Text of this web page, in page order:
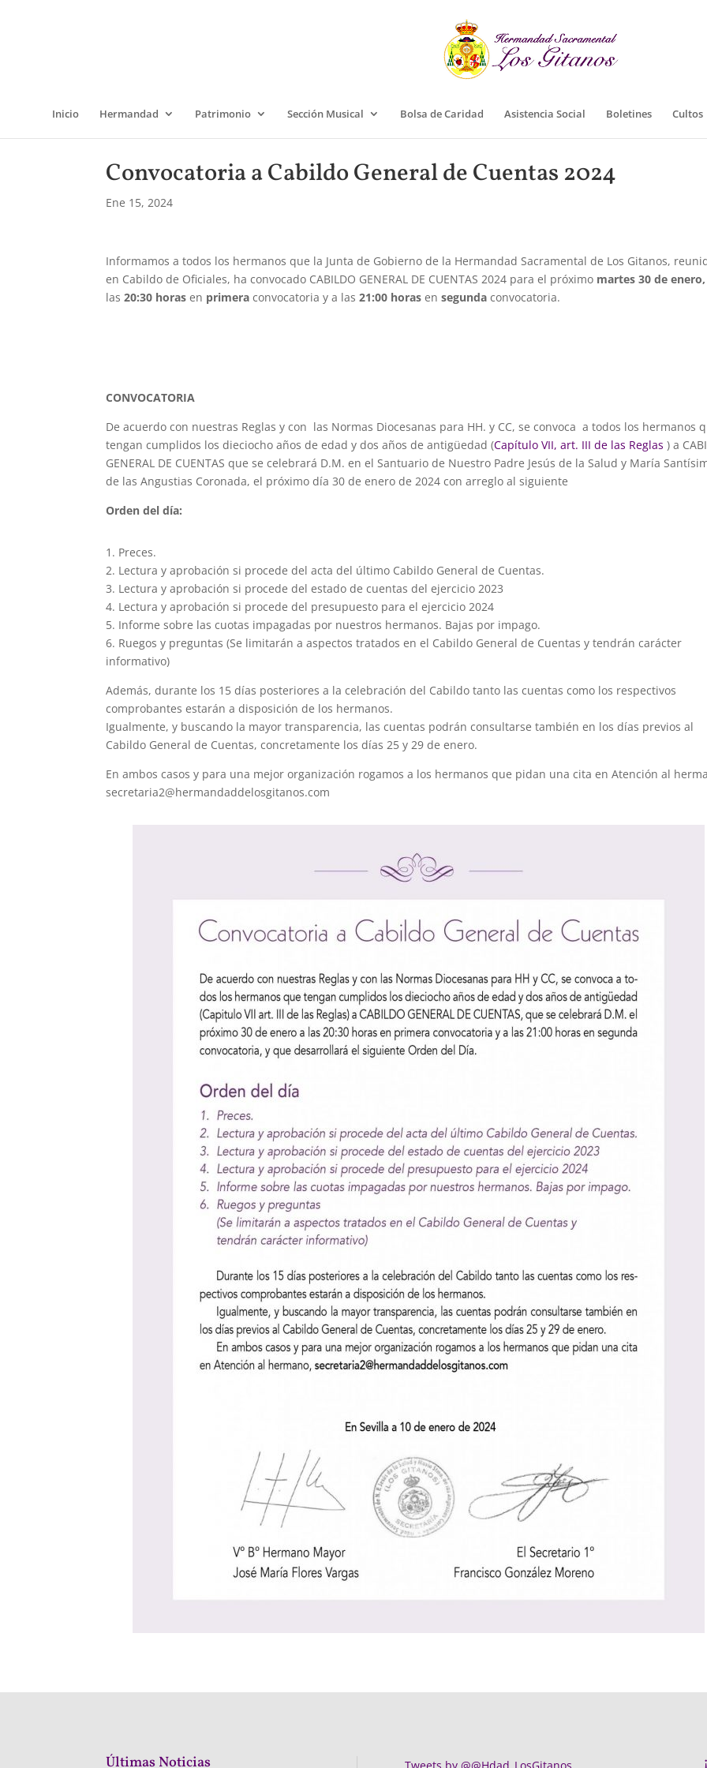
Inicio Hermandad Patrimonio Sección Musical Bolsa de Caridad Asistencia Social Boletines Cultos
Convocatoria a Cabildo General de Cuentas 2024
Ene 15, 2024
Informamos a todos los hermanos que la Junta de Gobierno de la Hermandad Sacramental de Los Gitanos,
en Cabildo de Oficiales, ha convocado CABILDO GENERAL DE CUENTAS 2024 para el próximo martes 30 de enero,
las20:30 horas en primera convocatoria y a las21:00 horas ensegunda convocatoria.
CONVOCATORIA
De acuerdo con nuestras Reglas y con las Normas Diocesanas para HH. y CC, se convoca a todos los hermanos
tengan cumplidos los dieciocho años de edad y dos años de antigüedad (Capítulo VII, art. III de las Reglas ) a
GENERAL DE CUENTAS que se celebrará D.M. en el Santuario de Nuestro Padre Jesús de la Salud y María
de las Angustias Coronada, el próximo día 30 de enero de 2024 con arreglo al siguiente
Orden del día:
1. Preces.
2. Lectura y aprobación si procede del acta del último Cabildo General de Cuentas.
3. Lectura y aprobación si procede del estado de cuentas del ejercicio 2023
4. Lectura y aprobación si procede del presupuesto para el ejercicio 2024
5. Informe sobre las cuotas impagadas por nuestros hermanos. Bajas por impago.
6. Ruegos y preguntas (Se limitarán a aspectos tratados en el Cabildo General de Cuentas y tendrán carácter
informativo)
Además, durante los 15 días posteriores a la celebración del Cabildo tanto las cuentas como los respectivos
comprobantes estarán a disposición de los hermanos.
Igualmente, y buscando la mayor transparencia, las cuentas podrán consultarse también en los días previos al
Cabildo General de Cuentas, concretamente los días 25 y 29 de enero.
En ambos casos y para una mejor organización rogamos a los hermanos que pidan una cita en Atención al
secretaria2@hermandaddelosgitanos.com
Últimas Noticias Tweets by @@Hdad_LosGitanos